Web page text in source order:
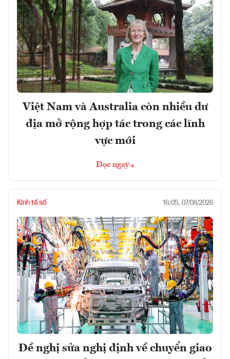
Việt Nam và Australia còn nhiều dư
địa mở rộng hợp tác trong các lĩnh
vực mới
Đọc ngay
Kinh tế số 16:05, 07/08/2026
Đề nghị sửa nghị định về chuyển giao